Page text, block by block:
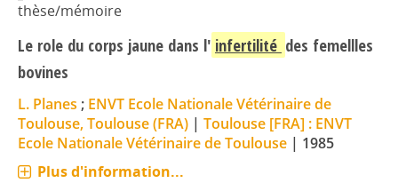
thèse/mémoire
Le role du corps jaune dans l' infertilité des femellles
bovines
L. Planes ; ENVT Ecole Nationale Vétérinaire de
Toulouse, Toulouse (FRA) | Toulouse [FRA] : ENVT
Ecole Nationale Vétérinaire de Toulouse | 1985
Plus d'information...